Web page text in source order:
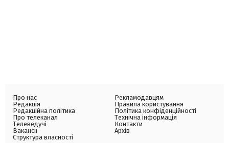
Про нас
Редакція
Редакційна політика
Про телеканал
Телеведучі
Вакансії
Структура власності
Рекламодавцям
Правила користування
Політика конфіденційності
Технічна інформація
Контакти
Архів